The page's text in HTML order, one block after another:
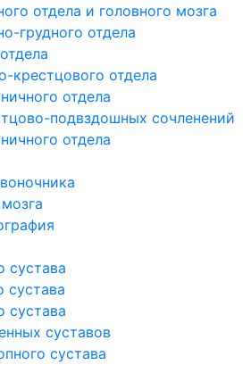
отдела и головного мозга
грудного отдела
крестцового отдела
отдела
подвздошных сочленений
отдела
сустава
сустава
сустава
суставов
сустава